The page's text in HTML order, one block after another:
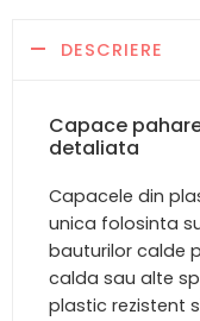
DESCRIERE
Capace
detaliata
Capacele din
unica folosinta
bauturilor calde
calda sau alte
plastic rezistent